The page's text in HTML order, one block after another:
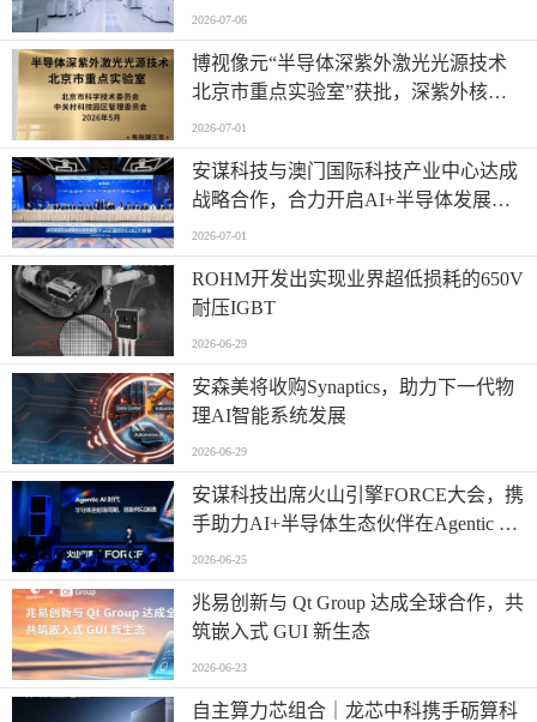
新进展→
2026-07-06
博视像元“半导体深紫外激光光源技术
北京市重点实验室”获批，深紫外核心
技术再获权威认可
2026-07-01
安谋科技与澳门国际科技产业中心达成
战略合作，合力开启AI+半导体发展
“芯”篇章
2026-07-01
ROHM开发出实现业界超低损耗的650V
耐压IGBT
2026-06-29
安森美将收购Synaptics，助力下一代物
理AI智能系统发展
2026-06-29
安谋科技出席火山引擎FORCE大会，携
手助力AI+半导体生态伙伴在Agentic AI
时代高效创新
2026-06-25
兆易创新与 Qt Group 达成全球合作，共
筑嵌入式 GUI 新生态
2026-06-23
自主算力芯组合｜龙芯中科携手砺算科